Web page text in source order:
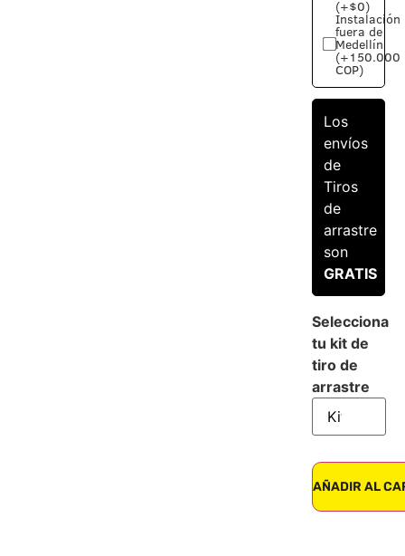
(+$0)
Instalación
fuera de
Medellín
(+150.000
COP)
Los
envíos
de
Tiros
de
arrastre
son
GRATIS
Selecciona
tu kit de
tiro de
arrastre
AÑADIR AL